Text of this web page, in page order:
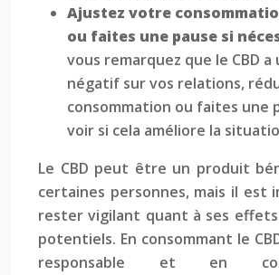
Ajustez votre
ou faites une pause si
vous remarquez que le CBD a
négatif sur vos relations,
consommation ou faites une
voir si cela améliore la
Le CBD peut être un produit
certaines personnes, mais il est
rester vigilant quant à ses effets
potentiels. En consommant le
responsable et en